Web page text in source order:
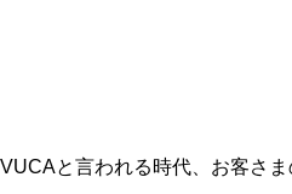
VUCAと言われる時代、お客さ